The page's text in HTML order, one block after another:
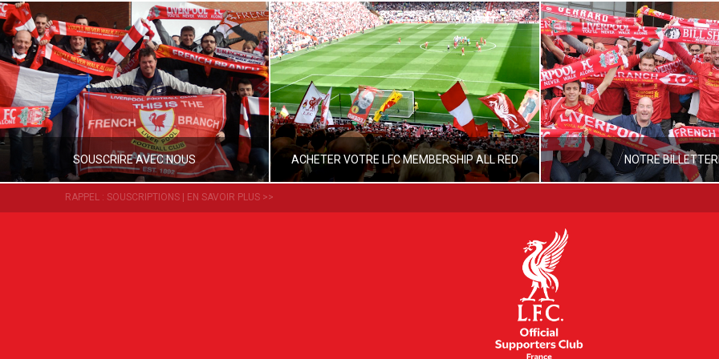
SOUSCRIRE AVEC NOUS ACHETER VOTRE LFC MEMBERSHIP ALL RED NOTRE
RAPPEL : SOUSCRIPTIONS | EN SAVOIR PLUS >>